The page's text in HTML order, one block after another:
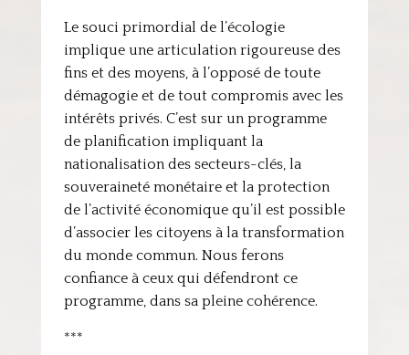
Le souci primordial de l’écologie
implique une articulation rigoureuse des
fins et des moyens, à l’opposé de toute
démagogie et de tout compromis avec les
intérêts privés. C’est sur un programme
de planification impliquant la
nationalisation des secteurs-clés, la
souveraineté monétaire et la protection
de l’activité économique qu’il est possible
d’associer les citoyens à la transformation
du monde commun. Nous ferons
confiance à ceux qui défendront ce
programme, dans sa pleine cohérence.
***